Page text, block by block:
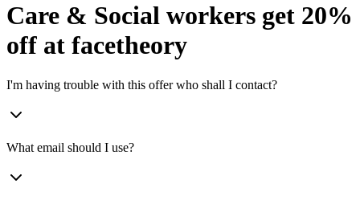
Care & Social workers get 20%
off at facetheory
I'm having trouble with this offer who shall I contact?
What email should I use?